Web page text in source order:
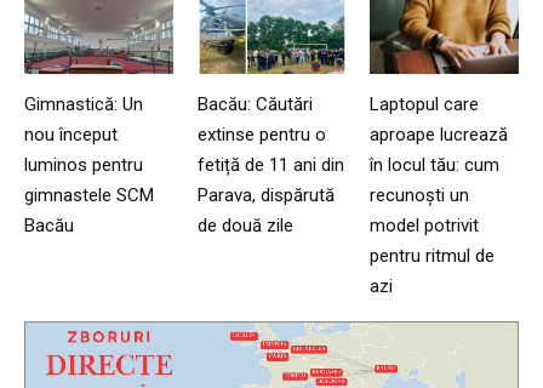
Gimnastică: Un
nou început
luminos pentru
gimnastele SCM
Bacău
Bacău: Căutări
extinse pentru o
fetiță de 11 ani din
Parava, dispărută
de două zile
Laptopul care
aproape lucrează
în locul tău: cum
recunoști un
model potrivit
pentru ritmul de
azi